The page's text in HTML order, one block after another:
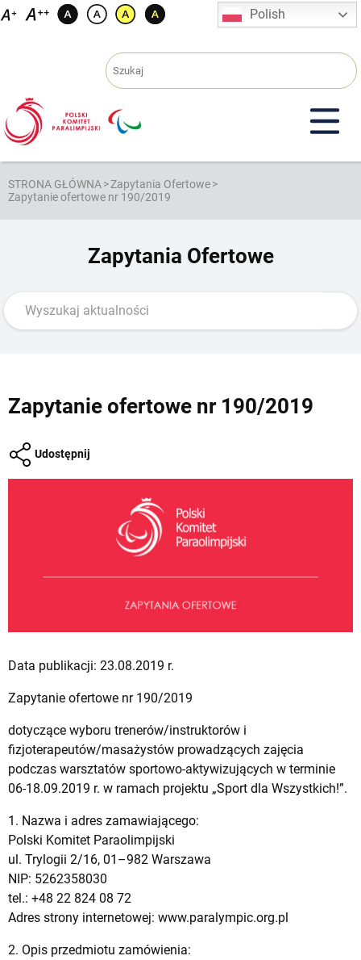
Przejdź
Polish
STRONA GŁÓWNA>Zapytania Ofertowe>
Zapytanie ofertowe nr 190/2019
Zapytania Ofertowe
Zapytanie ofertowe nr 190/2019
Udostępnij
Data publikacji: 23.08.2019 r.
Zapytanie ofertowe nr 190/2019
dotyczące wyboru trenerów/instruktorów i
fizjoterapeutów/masażystów prowadzących zajęcia
podczas warsztatów sportowo-aktywizujących w terminie
06-18.09.2019 r. w ramach projektu „Sport dla Wszystkich!”.
1. Nazwa i adres zamawiającego:
Polski Komitet Paraolimpijski
ul. Trylogii 2/16, 01–982 Warszawa
NIP: 5262358030
tel.: +48 22 824 08 72
Adres strony internetowej: www.paralympic.org.pl
2. Opis przedmiotu zamówienia: